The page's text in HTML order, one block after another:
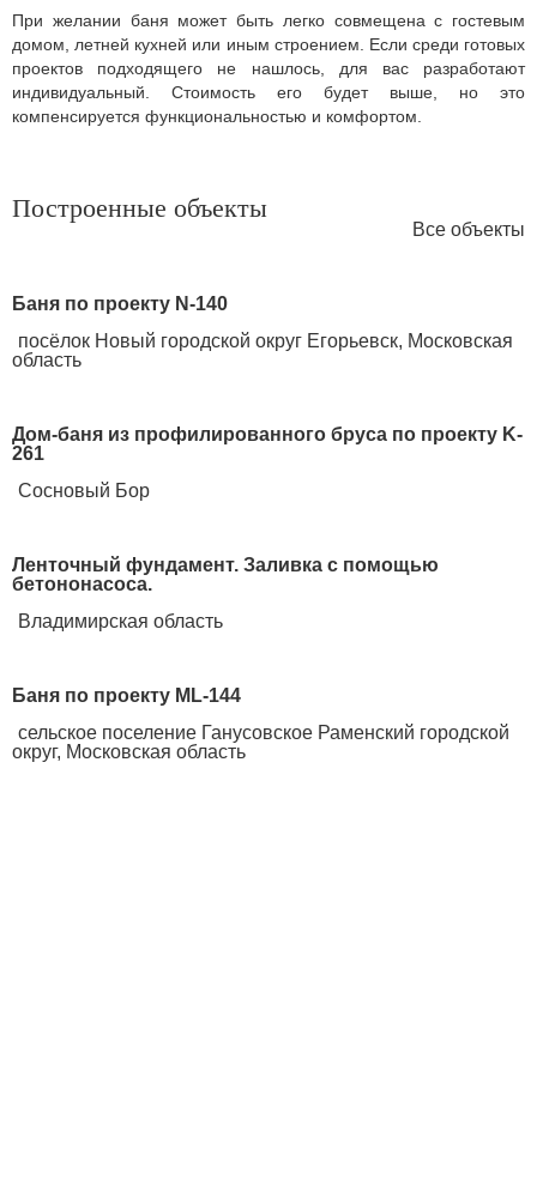
При желании баня может быть легко совмещена с гостевым
домом, летней кухней или иным строением. Если среди готовых
проектов подходящего не нашлось, для вас разработают
индивидуальный. Стоимость его будет выше, но это
компенсируется функциональностью и комфортом.
Построенные объекты
Все объекты
Баня по проекту N-140
посёлок Новый городской округ Егорьевск, Московская
область
Дом-баня из профилированного бруса по проекту K-
261
Сосновый Бор
Ленточный фундамент. Заливка с помощью
бетононасоса.
Владимирская область
Баня по проекту ML-144
сельское поселение Ганусовское Раменский городской
округ, Московская область